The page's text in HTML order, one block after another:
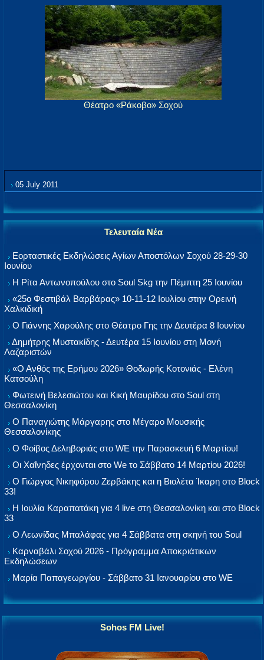
Θέατρο «Ράκοβο» Σοχού
05 July 2011
Τελευταία Νέα
Εορταστικές Εκδηλώσεις Αγίων Αποστόλων Σοχού 28-29-30
Ιουνίου
Η Ρίτα Αντωνοπούλου στο Soul Skg την Πέμπτη 25 Ιουνίου
«25ο Φεστιβάλ Βαρβάρας» 10-11-12 Ιουλίου στην Ορεινή
Χαλκιδική
Ο Γιάννης Χαρούλης στο Θέατρο Γης την Δευτέρα 8 Ιουνίου
Δημήτρης Μυστακίδης - Δευτέρα 15 Ιουνίου στη Μονή
Λαζαριστών
«Ο Ανθός της Ερήμου 2026» Θοδωρής Κοτονιάς - Ελένη
Κατσούλη
Φωτεινή Βελεσιώτου και Κική Μαυρίδου στο Soul στη
Θεσσαλονίκη
Ο Παναγιώτης Μάργαρης στο Μέγαρο Μουσικής
Θεσσαλονίκης
Ο Φοίβος Δεληβοριάς στο WE την Παρασκευή 6 Μαρτίου!
Οι Χαΐνηδες έρχονται στο We το Σάββατο 14 Μαρτίου 2026!
Ο Γιώργος Νικηφόρου Ζερβάκης και η Βιολέτα Ίκαρη στο Block
33!
Η Ιουλία Καραπατάκη για 4 live στη Θεσσαλονίκη και στο Block
33
Ο Λεωνίδας Μπαλάφας για 4 Σάββατα στη σκηνή του Soul
Καρναβάλι Σοχού 2026 - Πρόγραμμα Αποκριάτικων
Εκδηλώσεων
Μαρία Παπαγεωργίου - Σάββατο 31 Ιανουαρίου στο WE
Sohos FM Live!